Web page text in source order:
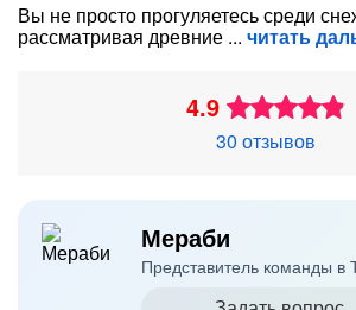
Вы не просто прогуляетесь среди
рассматривая древние читать
4.9
30 отзывов
Мераби
Представитель команды в